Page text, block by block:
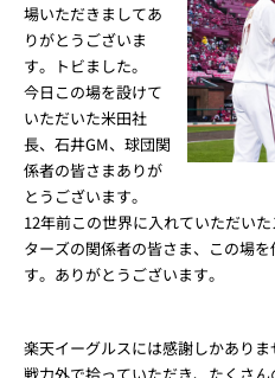
場いただきましてあ
りがとうございま
す。トビました。
今日この場を設けて
いただいた米田社
長、石井GM、球団関
係者の皆さまありが
とうございます。
12年前この世界に入れていただい
ターズの関係者の皆さま、この場
す。ありがとうございます。
楽天イーグルスには感謝しかありま